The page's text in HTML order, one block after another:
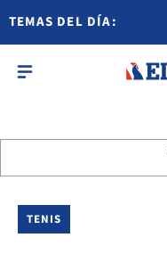
TEMAS DEL DÍA:
TENIS